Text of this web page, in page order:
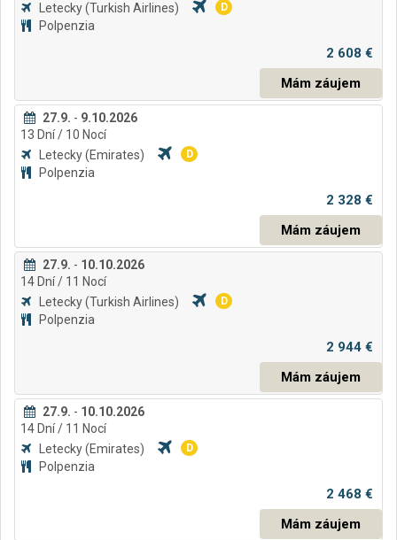
Letecky(Turkish Airlines) D
Polpenzia
2 608 €
Mám záujem
27.9. - 9.10.2026
13 Dní/ 10 Nocí
Letecky(Emirates) D
Polpenzia
2 328 €
Mám záujem
27.9. - 10.10.2026
14 Dní/ 11 Nocí
Letecky(Turkish Airlines) D
Polpenzia
2 944 €
Mám záujem
27.9. - 10.10.2026
14 Dní/ 11 Nocí
Letecky(Emirates) D
Polpenzia
2 468 €
Mám záujem